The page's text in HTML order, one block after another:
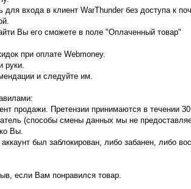
входа в клиент WarThunder без доступа к
Вы его сможете в поле "Оплаченный товар"
при оплате Webmoney.
руки.
и следуйте им.
продажи. Претензии принимаются в течении
(способы смены данных мы не
Вы.
был заблокирован, либо забанен, либо
если Вам понравился товар.